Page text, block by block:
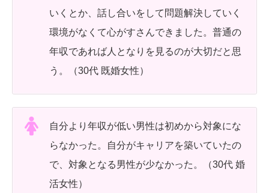
いくとか、話し合いをして問題解決していく
環境がなくて心がすさんできました。普通の
年収であれば人となりを見るのが大切だと思
う。（30代 既婚女性）
自分より年収が低い男性は初めから対象にな
らなかった。自分がキャリアを築いていたの
で、対象となる男性が少なかった。（30代 婚
活女性）